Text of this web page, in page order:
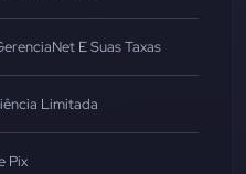
E Suas Taxas
Limitada
Pix